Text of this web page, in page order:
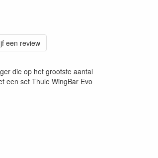
een review
die op het grootste aantal
een set Thule WingBar Evo